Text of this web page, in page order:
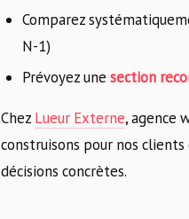
Comparez
N-1)
Prévoyez une section
Chez Lueur Externe, agence
construisons pour nos
décisions concrètes.